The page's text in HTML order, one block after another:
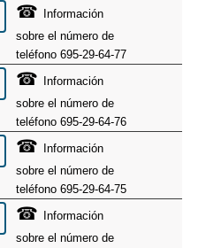
☎ Información
sobre el número de
teléfono 695-29-64-77
☎ Información
sobre el número de
teléfono 695-29-64-76
☎ Información
sobre el número de
teléfono 695-29-64-75
☎ Información
sobre el número de